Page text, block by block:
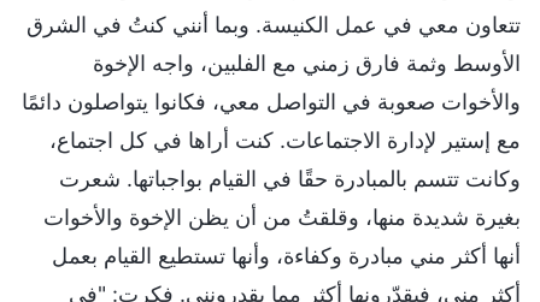
تتعاون معي في عمل الكنيسة. وبما أنني كنتُ في الشرق
الأوسط وثمة فارق زمني مع الفلبين، واجه الإخوة
والأخوات صعوبة في التواصل معي، فكانوا يتواصلون دائمًا
مع إستير لإدارة الاجتماعات. كنت أراها في كل اجتماع،
وكانت تتسم بالمبادرة حقًا في القيام بواجباتها. شعرت
بغيرة شديدة منها، وقلقتُ من أن يظن الإخوة والأخوات
أنها أكثر مني مبادرة وكفاءة، وأنها تستطيع القيام بعمل
أكثر مني، فيقدّرونها أكثر مما يقدرونني. فكرت: "في